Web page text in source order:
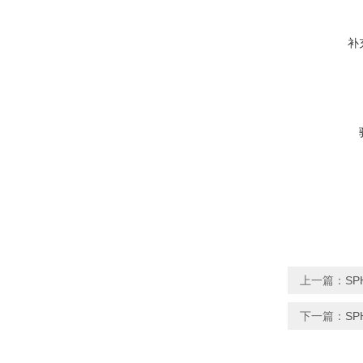
补
上一篇：
下一篇：